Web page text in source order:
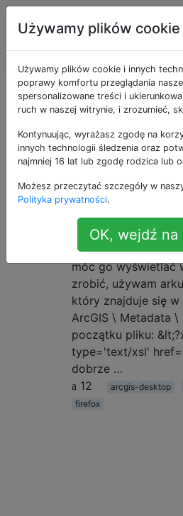
Systemy
Informacji
Geograficznej
Pytania
jako firefox
xml na HTML
Wyodrębniam
GDB_UserMetadata.
przekształcić ten
móc go wyświetlać
zrobić, używam
który znajduje się
ArcGIS \ Metadata \
początku pliku:
type='text/xsl'
dobrze …
12
arcgis-desktop
firefox
Używamy plików cookie
Używamy plików cookie i innych
poprawy komfortu przeglądania
spersonalizowane treści i
ruch w naszej witrynie, i zrozumieć,
Kontynuując, wyrażasz zgodę na
innych technologii śledzenia oraz
najmniej 16 lat lub zgodę rodzica lub
Możesz przeczytać szczegóły w
Polityka prywatności.
OK, wejdź na